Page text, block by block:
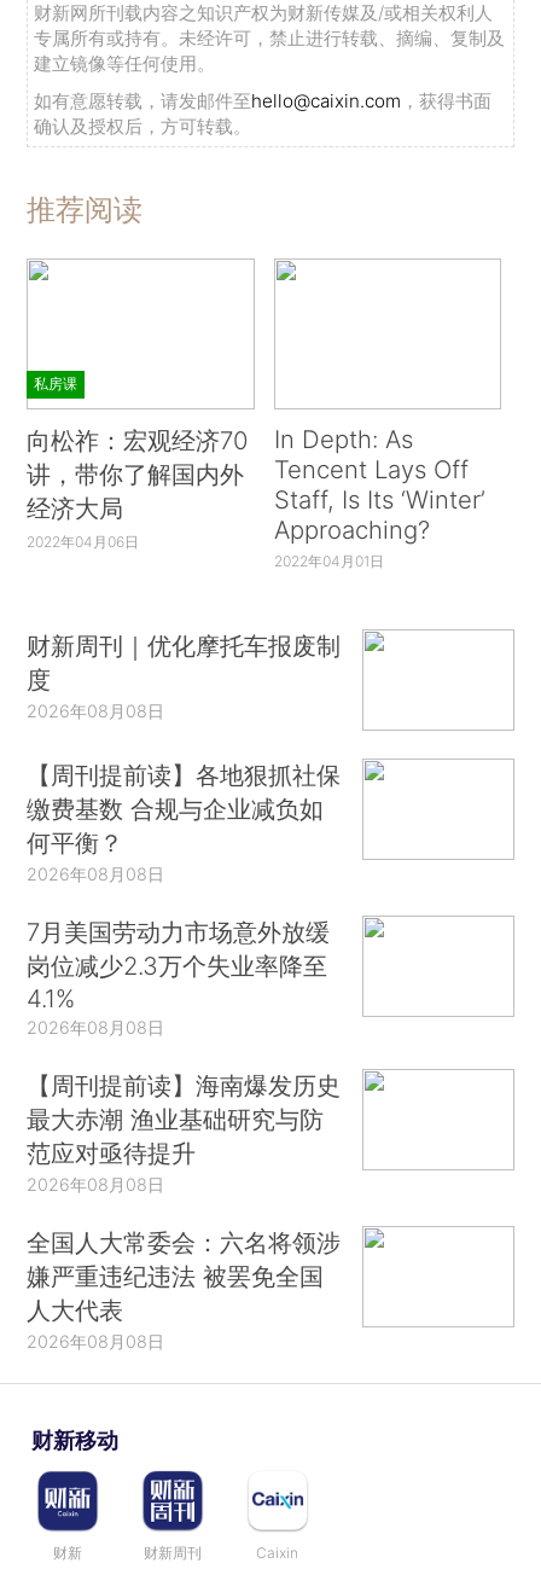
财新网所刊载内容之知识产权为财新传媒及/或相关权利人
专属所有或持有。未经许可，禁止进行转载、摘编、复制及
建立镜像等任何使用。
如有意愿转载，请发邮件至hello@caixin.com ，获得书面
确认及授权后，方可转载。
推荐阅读
私房课
向松祚：宏观经济70
讲，带你了解国内外
经济大局
2022年04月06日
In Depth: As
Tencent Lays Off
Staff, Is Its ‘Winter’
Approaching?
2022年04月01日
财新周刊｜优化摩托车报废制
度
2026年08月08日
【周刊提前读】各地狠抓社保
缴费基数 合规与企业减负如
何平衡？
2026年08月08日
7月美国劳动力市场意外放缓
岗位减少2.3万个失业率降至
4.1%
2026年08月08日
【周刊提前读】海南爆发历史
最大赤潮 渔业基础研究与防
范应对亟待提升
2026年08月08日
全国人大常委会：六名将领涉
嫌严重违纪违法 被罢免全国
人大代表
2026年08月08日
财新移动
财新 财新周刊 Caixin